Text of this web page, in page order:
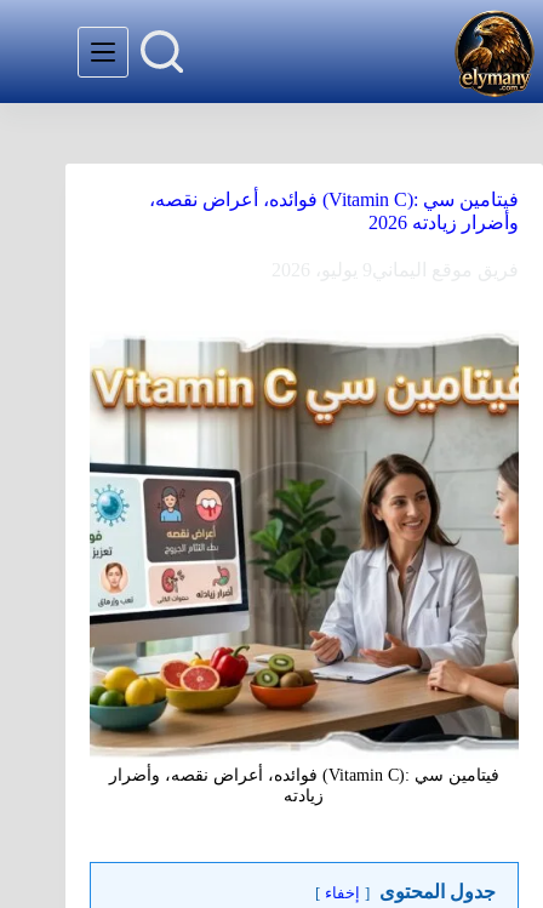
فيتامين سي‎ (Vitamin C): ‎فوائده، أعراض نقصه،
وأضرار زيادته 2026
فيتامين سي‎ (Vitamin C): ‎فوائده، أعراض نقصه، وأضرار
زيادته
جدول المحتوى إخفاء